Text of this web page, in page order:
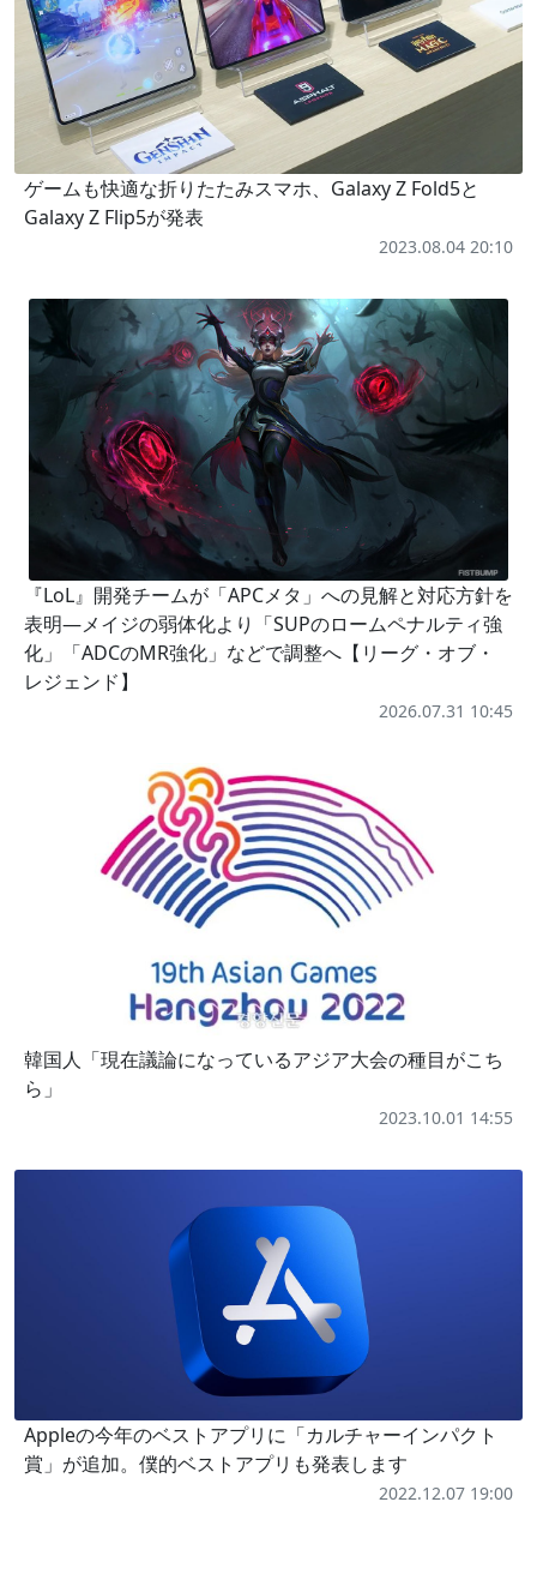
ゲームも快適な折りたたみスマホ、Galaxy Z Fold5と
Galaxy Z Flip5が発表
2023.08.04 20:10
『LoL』開発チームが「APCメタ」への見解と対応方針を
表明―メイジの弱体化より「SUPのロームペナルティ強
化」「ADCのMR強化」などで調整へ【リーグ・オブ・
レジェンド】
2026.07.31 10:45
韓国人「現在議論になっているアジア大会の種目がこち
ら」
2023.10.01 14:55
Appleの今年のベストアプリに「カルチャーインパクト
賞」が追加。僕的ベストアプリも発表します
2022.12.07 19:00